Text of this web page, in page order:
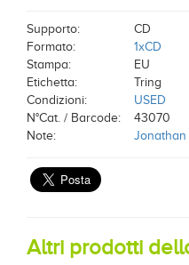
Supporto:
CD
Formato:
1xCD
Stampa:
EU
Etichetta:
Tring
Condizioni:
USED
N°Cat. / Barcode:
43070
Note:
Altri prodotti